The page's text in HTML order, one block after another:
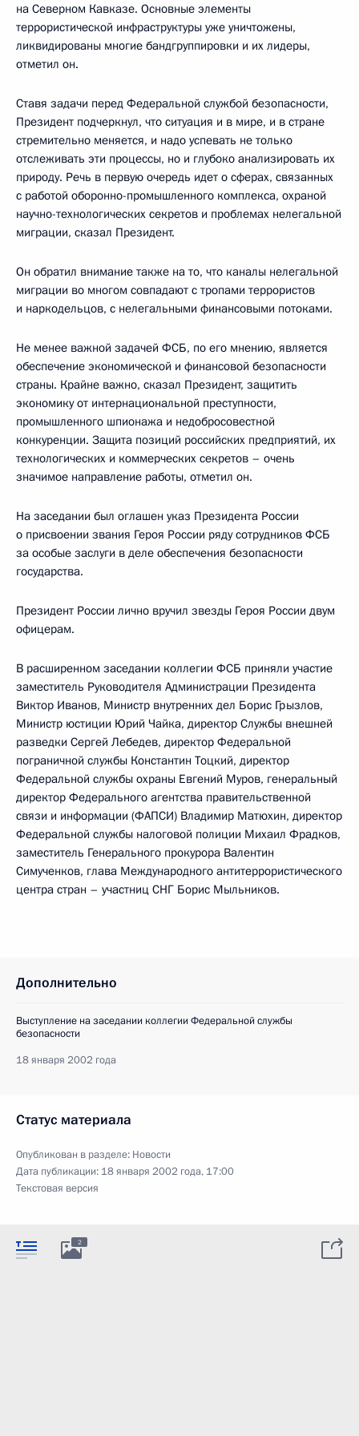
на Северном Кавказе. Основные элементы
террористической инфраструктуры уже уничтожены,
ликвидированы многие бандгруппировки и их лидеры,
отметил он.
Ставя задачи перед Федеральной службой безопасности,
Президент подчеркнул, что ситуация и в мире, и в стране
стремительно меняется, и надо успевать не только
отслеживать эти процессы, но и глубоко анализировать их
природу. Речь в первую очередь идет о сферах, связанных
с работой оборонно-промышленного комплекса, охраной
научно-технологических секретов и проблемах нелегальной
миграции, сказал Президент.
Он обратил внимание также на то, что каналы нелегальной
миграции во многом совпадают с тропами террористов
и наркодельцов, с нелегальными финансовыми потоками.
Не менее важной задачей ФСБ, по его мнению, является
обеспечение экономической и финансовой безопасности
страны. Крайне важно, сказал Президент, защитить
экономику от интернациональной преступности,
промышленного шпионажа и недобросовестной
конкуренции. Защита позиций российских предприятий, их
технологических и коммерческих секретов – очень
значимое направление работы, отметил он.
На заседании был оглашен указ Президента России
о присвоении звания Героя России ряду сотрудников ФСБ
за особые заслуги в деле обеспечения безопасности
государства.
Президент России лично вручил звезды Героя России двум
офицерам.
В расширенном заседании коллегии ФСБ приняли участие
заместитель Руководителя Администрации Президента
Виктор Иванов, Министр внутренних дел Борис Грызлов,
Министр юстиции Юрий Чайка, директор Службы внешней
разведки Сергей Лебедев, директор Федеральной
пограничной службы Константин Тоцкий, директор
Федеральной службы охраны Евгений Муров, генеральный
директор Федерального агентства правительственной
связи и информации (ФАПСИ) Владимир Матюхин, директор
Федеральной службы налоговой полиции Михаил Фрадков,
заместитель Генерального прокурора Валентин
Симученков, глава Международного антитеррористического
центра стран – участниц СНГ Борис Мыльников.
Дополнительно
Выступление на заседании коллегии Федеральной службы
безопасности
18 января 2002 года
Статус материала
Опубликован в разделе: Новости
Дата публикации: 18 января 2002 года, 17:00
Текстовая версия
2